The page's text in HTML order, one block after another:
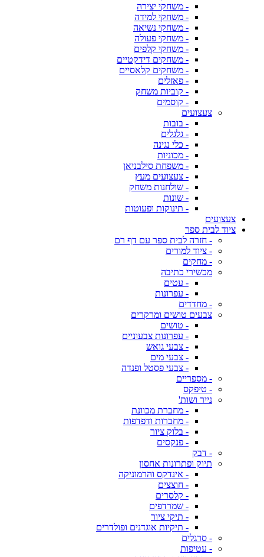
- משחקי יצירה
- משחקי למידה
- משחקי נשיאה
- משחקי פעולה
- משחקי קלפים
- משחקים דידקטיים
- משחקים קלאסיים
- פאזלים
- קוביות משחק
- קוסמים
צעצועים
- בובות
- גלגלים
- כלי נגינה
- מכוניות
- משפחת סילבניאן
- צעצועים מעץ
- שולחנות משחק
- שונות
- תינוקות ופעוטות
צעצועים
ציוד לבית ספר
- חזרה לבית ספר עם דף רם
- ציוד למורים
- מחקים
מכשירי כתיבה
- עטים
- עפרונות
- מחדדים
צבעים טושים ומרקרים
- טושים
- עפרונות צבעוניים
- צבעי גואש
- צבעי מים
- צבעי פסטל ופנדה
- מספריים
- טיפקס
נייר ושות'
- מחברת מכוונת
- מחברות ודפדפות
- בלוק ציור
- פנקסים
- דבק
תיוק ופתרונות אחסון
- אינדקס והרמוניקה
- חוצצים
- קלסרים
- שמרדפים
- תיקי ציור
- תיקיות אוגדנים ופולדרים
- סרגלים
- עטיפות